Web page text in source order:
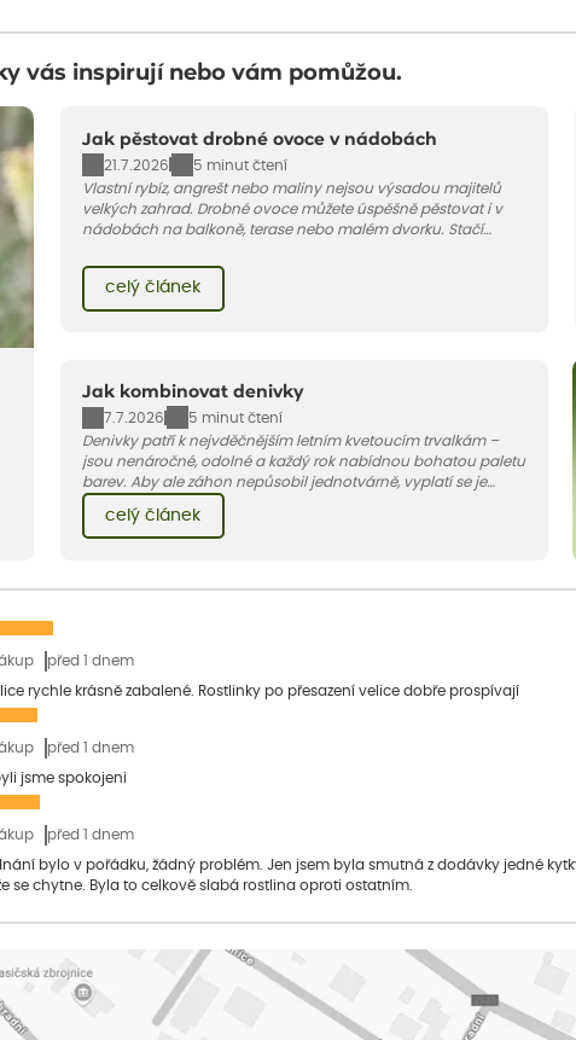
vás inspirují nebo vám pomůžou.
Jak pěstovat drobné ovoce v nádobách
21.7.2026
5 minut čtení
Vlastní rybíz, angrešt nebo maliny nejsou výsadou majitelů
velkých zahrad. Drobné ovoce můžete úspěšně pěstovat i v
nádobách na balkoně, terase nebo malém dvorku. Stačí
pár základních pravidel. V tomto článku vám poradíme, jak na
celý článek
Jak kombinovat denivky
7.7.2026
5 minut čtení
Denivky patří k nejvděčnějším letním kvetoucím trvalkám –
jsou nenáročné, odolné a každý rok nabídnou bohatou paletu
barev. Aby ale záhon nepůsobil jednotvárně, vyplatí se je
jakými trvalkami a travinami denivky nejlépe ladí.
celý článek
před 1 dnem
rychle krásně zabalené. Rostlinky po přesazení velice dobře prospívají
před 1 dnem
jsme spokojeni
před 1 dnem
bylo v pořádku, žádný problém. Jen jsem byla smutná z dodávky jedné
se chytne. Byla to celkově slabá rostlina oproti ostatním.